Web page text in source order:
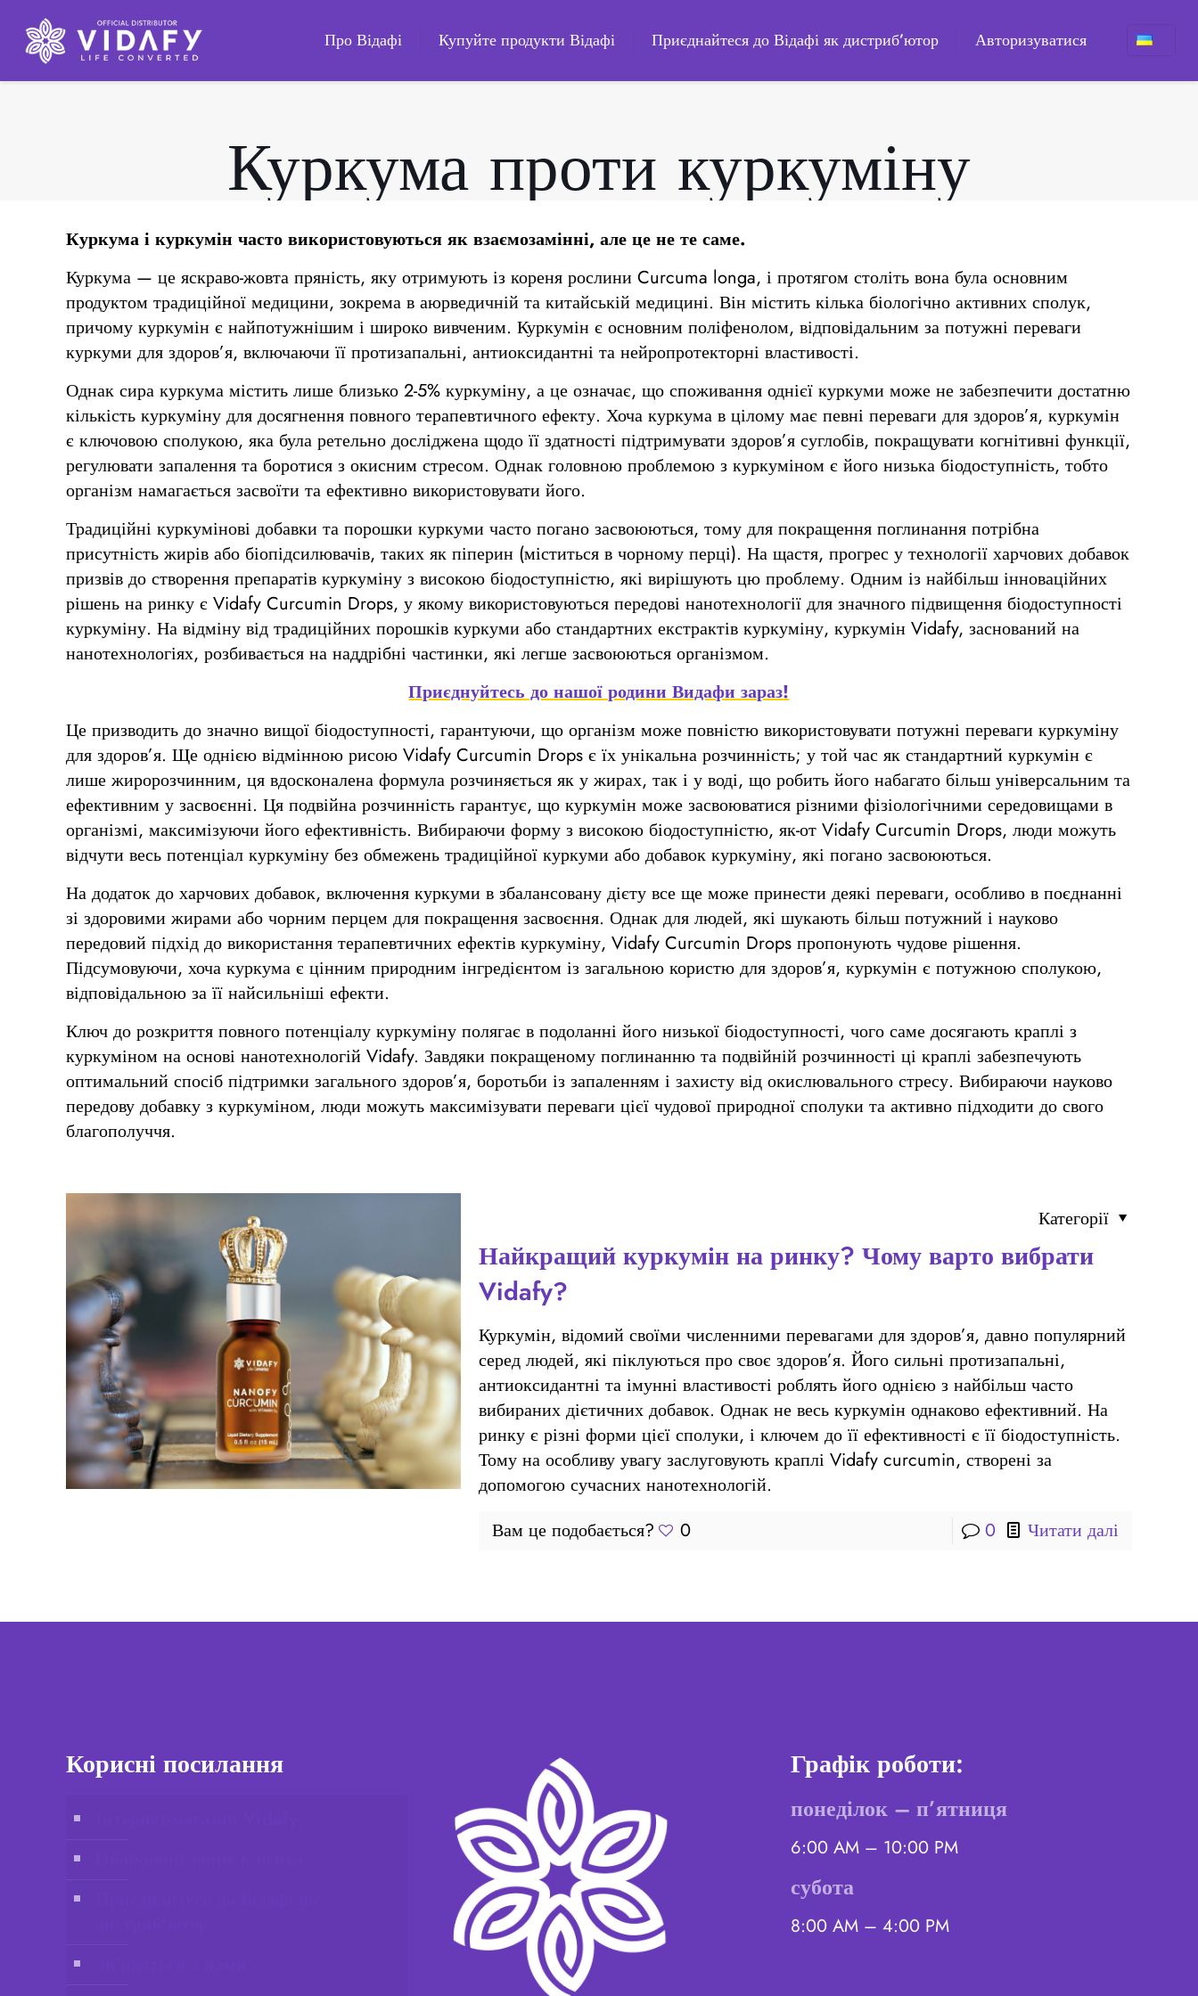
Про Відафі Купуйте продукти Відафі Приєднайтеся до Відафі як дистриб’ютор Авторизуватися
Куркума проти куркуміну
Куркума і куркумін часто використовуються як взаємозамінні, але це не те саме.
Куркума — це яскраво-жовта пряність, яку отримують із кореня рослини Curcuma longa, і протягом століть вона була основним
продуктом традиційної медицини, зокрема в аюрведичній та китайській медицині. Він містить кілька біологічно активних сполук,
причому куркумін є найпотужнішим і широко вивченим. Куркумін є основним поліфенолом, відповідальним за потужні переваги
куркуми для здоров’я, включаючи її протизапальні, антиоксидантні та нейропротекторні властивості.
Однак сира куркума містить лише близько 2-5% куркуміну, а це означає, що споживання однієї куркуми може не забезпечити достатню
кількість куркуміну для досягнення повного терапевтичного ефекту. Хоча куркума в цілому має певні переваги для здоров’я, куркумін
є ключовою сполукою, яка була ретельно досліджена щодо її здатності підтримувати здоров’я суглобів, покращувати когнітивні функції,
регулювати запалення та боротися з окисним стресом. Однак головною проблемою з куркуміном є його низька біодоступність, тобто
організм намагається засвоїти та ефективно використовувати його.
Традиційні куркумінові добавки та порошки куркуми часто погано засвоюються, тому для покращення поглинання потрібна
присутність жирів або біопідсилювачів, таких як піперин (міститься в чорному перці). На щастя, прогрес у технології харчових добавок
призвів до створення препаратів куркуміну з високою біодоступністю, які вирішують цю проблему. Одним із найбільш інноваційних
рішень на ринку є Vidafy Curcumin Drops, у якому використовуються передові нанотехнології для значного підвищення біодоступності
куркуміну. На відміну від традиційних порошків куркуми або стандартних екстрактів куркуміну, куркумін Vidafy, заснований на
нанотехнологіях, розбивається на наддрібні частинки, які легше засвоюються організмом.
Приєднуйтесь до нашої родини Видафи зараз!
Це призводить до значно вищої біодоступності, гарантуючи, що організм може повністю використовувати потужні переваги куркуміну
для здоров’я. Ще однією відмінною рисою Vidafy Curcumin Drops є їх унікальна розчинність; у той час як стандартний куркумін є
лише жиророзчинним, ця вдосконалена формула розчиняється як у жирах, так і у воді, що робить його набагато більш універсальним та
ефективним у засвоєнні. Ця подвійна розчинність гарантує, що куркумін може засвоюватися різними фізіологічними середовищами в
організмі, максимізуючи його ефективність. Вибираючи форму з високою біодоступністю, як-от Vidafy Curcumin Drops, люди можуть
відчути весь потенціал куркуміну без обмежень традиційної куркуми або добавок куркуміну, які погано засвоюються.
На додаток до харчових добавок, включення куркуми в збалансовану дієту все ще може принести деякі переваги, особливо в поєднанні
зі здоровими жирами або чорним перцем для покращення засвоєння. Однак для людей, які шукають більш потужний і науково
передовий підхід до використання терапевтичних ефектів куркуміну, Vidafy Curcumin Drops пропонують чудове рішення.
Підсумовуючи, хоча куркума є цінним природним інгредієнтом із загальною користю для здоров’я, куркумін є потужною сполукою,
відповідальною за її найсильніші ефекти.
Ключ до розкриття повного потенціалу куркуміну полягає в подоланні його низької біодоступності, чого саме досягають краплі з
куркуміном на основі нанотехнологій Vidafy. Завдяки покращеному поглинанню та подвійній розчинності ці краплі забезпечують
оптимальний спосіб підтримки загального здоров’я, боротьби із запаленням і захисту від окислювального стресу. Вибираючи науково
передову добавку з куркуміном, люди можуть максимізувати переваги цієї чудової природної сполуки та активно підходити до свого
благополуччя.
Категорії
Найкращий куркумін на ринку? Чому варто вибрати
Vidafy?
Куркумін, відомий своїми численними перевагами для здоров’я, давно популярний
серед людей, які піклуються про своє здоров’я. Його сильні протизапальні,
антиоксидантні та імунні властивості роблять його однією з найбільш часто
вибираних дієтичних добавок. Однак не весь куркумін однаково ефективний. На
ринку є різні форми цієї сполуки, і ключем до її ефективності є її біодоступність.
Тому на особливу увагу заслуговують краплі Vidafy curcumin, створені за
допомогою сучасних нанотехнологій.
Вам це подобається?
0 0 Читати далі
Корисні посилання Графік роботи:
понеділок – п’ятниця
6:00 AM – 10:00 PM
субота
8:00 AM – 4:00 PM